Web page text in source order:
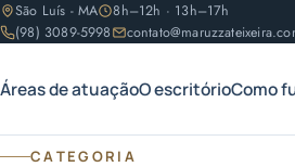
São Luís - MA
8h–12h · 13h–17h
(98) 3089-5998
Áreas de atuaçãoO escritórioComo
CATEGORIA